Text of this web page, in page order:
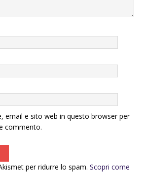
email e sito web in questo browser per
commento.
per ridurre lo spam. Scopri come